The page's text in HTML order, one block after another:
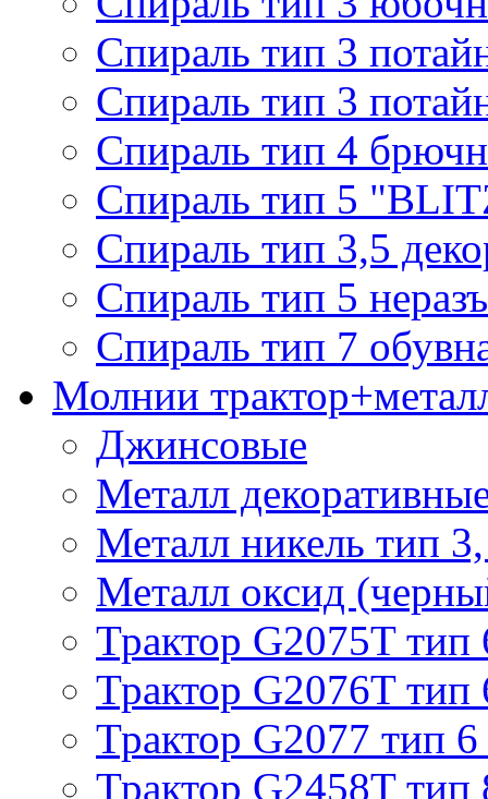
Спираль тип 3
Спираль тип 3
Спираль тип 4
Спираль тип 5
Спираль тип 3,5
Спираль тип 5
Спираль тип 7
Молнии
Джинсовые
Металл
Металл никель тип
Металл оксид
Трактор G2075T тип
Трактор G2076T тип
Трактор G2077 тип 6
Трактор G2458T тип